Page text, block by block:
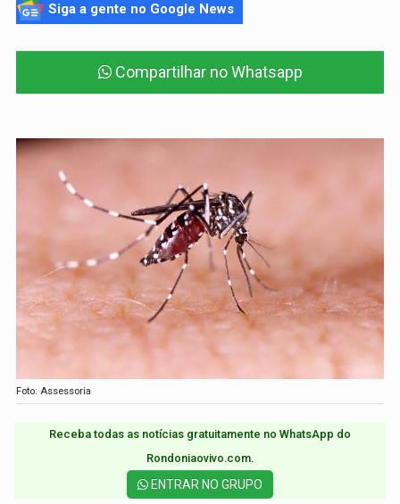
Siga a gente no Google News
Compartilhar no Whatsapp
Foto: Assessoria
Receba todas as notícias gratuitamente no WhatsApp do
Rondoniaovivo.com.​
ENTRAR NO GRUPO